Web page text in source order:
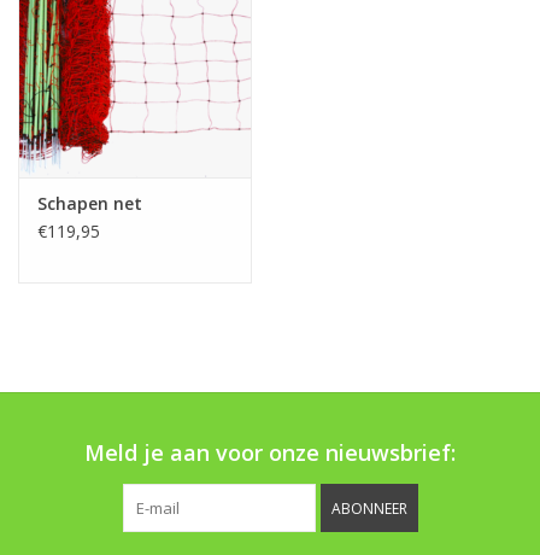
Boom bewatering
Nieuws
Treeportleden:
Blog
Schapen net
€119,95
Meld je aan voor onze nieuwsbrief:
ABONNEER